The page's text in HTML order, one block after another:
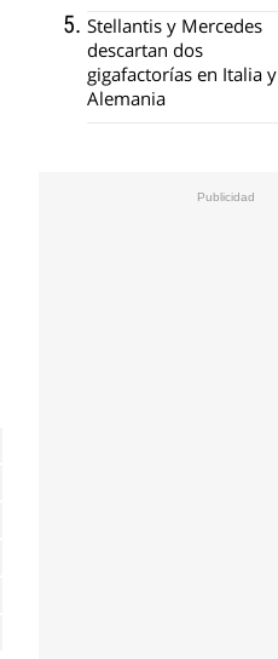
Stellantis y Mercedes
descartan dos
gigafactorías en Italia y
Alemania